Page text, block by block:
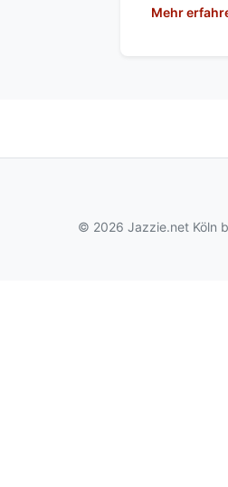
Mehr
© 2026 Jazzie.net Köln